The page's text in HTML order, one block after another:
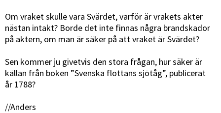
Om vraket skulle vara Svärdet, varför är vrakets akter
nästan intakt? Borde det inte finnas några brandskador
på aktern, om man är säker på att vraket är Svärdet?
Sen kommer ju givetvis den stora frågan, hur säker är
källan från boken ”Svenska flottans sjötåg”, publicerat
år 1788?
//Anders